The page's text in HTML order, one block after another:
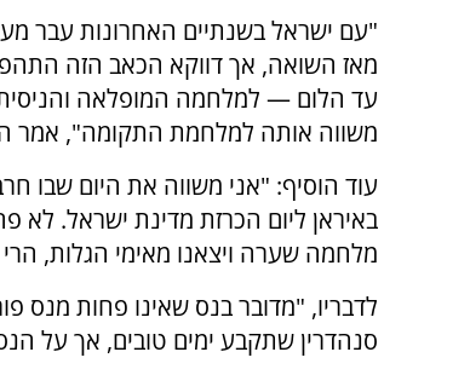
"עם ישראל בשנתיים האחרונות עבר
מאז השואה, אך דווקא הכאב הזה
עד הלום — למלחמה המופלאה והניסית
משווה אותה למלחמת התקומה", אמר
עוד הוסיף: "אני משווה את היום שבו
באיראן ליום הכרזת מדינת ישראל. לא
מלחמה שערה ויצאנו מאימי הגלות,
לדבריו, "מדובר בנס שאינו פחות מנס
סנהדרין שתקבע ימים טובים, אך על